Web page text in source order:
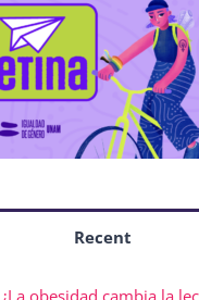
Recent
¿La obesidad cambia la